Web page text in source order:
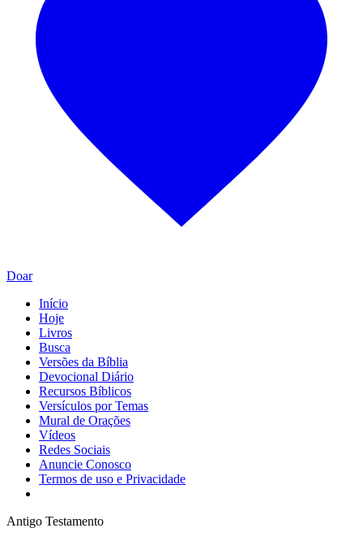
Doar
Início
Hoje
Livros
Busca
Versões da Bíblia
Devocional Diário
Recursos Bíblicos
Versículos por Temas
Mural de Orações
Vídeos
Redes Sociais
Anuncie Conosco
Termos de uso e Privacidade
Antigo Testamento